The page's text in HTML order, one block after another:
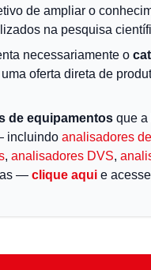
de ampliar o
na pesquisa
necessariamente o
oferta direta de
de equipamentos que a
incluindo analisadores
, analisadores DVS,
— clique aqui e